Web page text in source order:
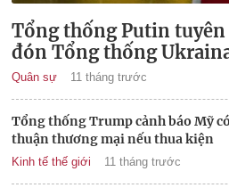
Tổng thống Putin tuyên
đón Tổng thống
Quân sự 11 tháng trước
Tổng thống Trump cảnh báo Mỹ
thuận thương mại nếu thua kiện
Kinh tế thế giới 11 tháng trước